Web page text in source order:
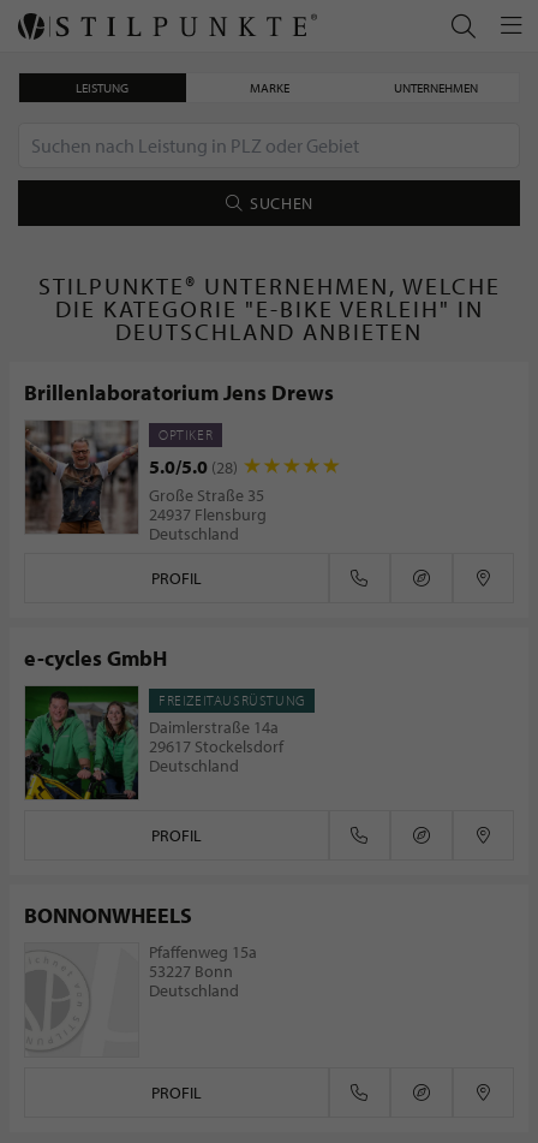
LEISTUNG MARKE UNTERNEHMEN
SUCHEN
STILPUNKTE® UNTERNEHMEN, WELCHE
DIE KATEGORIE "E-BIKE VERLEIH" IN
DEUTSCHLAND ANBIETEN
Brillenlaboratorium Jens Drews
OPTIKER
5.0/5.0 (28)
Große Straße 35
24937 Flensburg
Deutschland
PROFIL
e-cycles GmbH
FREIZEITAUSRÜSTUNG
Daimlerstraße 14a
29617 Stockelsdorf
Deutschland
PROFIL
BONNONWHEELS
Pfaffenweg 15a
53227 Bonn
Deutschland
PROFIL